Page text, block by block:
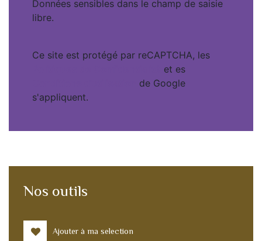
Données sensibles dans le champ de saisie
libre.
Ce site est protégé par reCAPTCHA, les
et es
de Google
s'appliquent.
Nos outils
Ajouter à ma selection